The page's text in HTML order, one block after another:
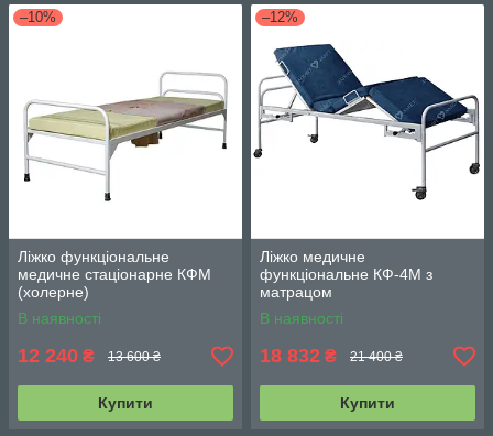
–10%
Ліжко функціональне
медичне стаціонарне КФМ
(холерне)
В наявності
12 240 ₴ 13 600 ₴
Купити
–12%
Ліжко медичне
функціональне КФ-4M з
матрацом
В наявності
18 832 ₴ 21 400 ₴
Купити